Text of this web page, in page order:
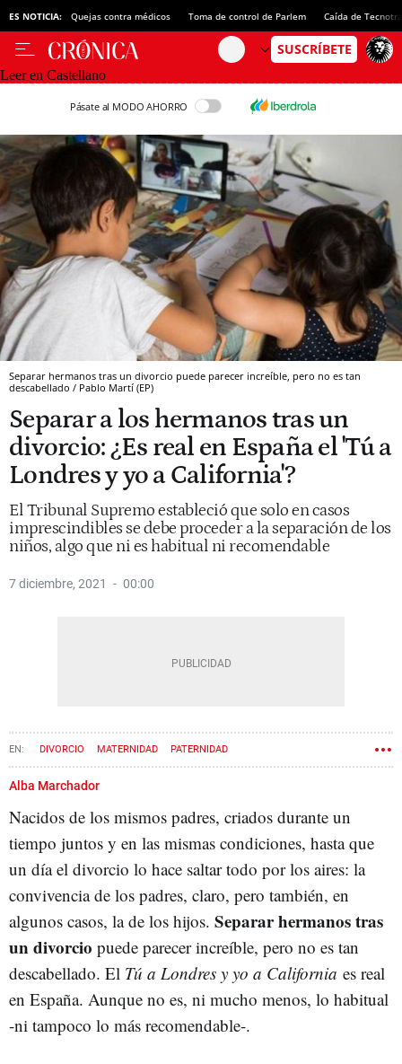
ES NOTICIA: Quejas contra médicos Toma de control de Parlem Caída de
Leer en Castellano
Pásate al MODO AHORRO
Separar hermanos tras un divorcio puede parecer increíble, pero no es tan
descabellado / Pablo Martí (EP)
Separar a los hermanos tras un
divorcio: ¿Es real en España el 'Tú a
Londres y yo a California'?
El Tribunal Supremo estableció que solo en casos
imprescindibles se debe proceder a la separación de los
niños, algo que ni es habitual ni recomendable
7 diciembre, 2021 00:00
DIVORCIO MATERNIDAD PATERNIDAD
Alba Marchador
Nacidos de los mismos padres, criados durante un
tiempo juntos y en las mismas condiciones, hasta que
un día el divorcio lo hace saltar todo por los aires: la
convivencia de los padres, claro, pero también, en
algunos casos, la de los hijos. Separar hermanos tras
un divorcio puede parecer increíble, pero no es tan
descabellado. El Tú a Londres y yo a California es real
en España. Aunque no es, ni mucho menos, lo habitual
-ni tampoco lo más recomendable-.